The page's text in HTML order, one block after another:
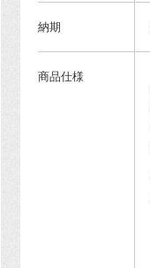
納期
商品仕様